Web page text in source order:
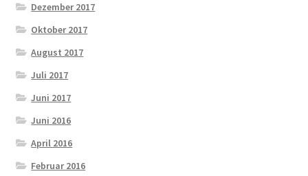
Dezember 2017
Oktober 2017
August 2017
Juli 2017
Juni 2017
Juni 2016
April 2016
Februar 2016